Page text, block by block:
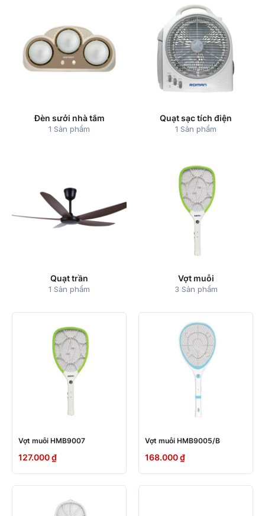
Đèn sưởi nhà tắm
1 Sản phẩm
Quạt sạc tích điện
1 Sản phẩm
Quạt trần
1 Sản phẩm
Vợt muỗi
3 Sản phẩm
Vợt muỗi HMB9007
127.000₫
Vợt muỗi HMB9005/B
168.000₫